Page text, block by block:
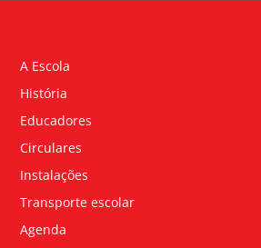
A Escola
História
Educadores
Circulares
Instalações
Transporte escolar
Agenda